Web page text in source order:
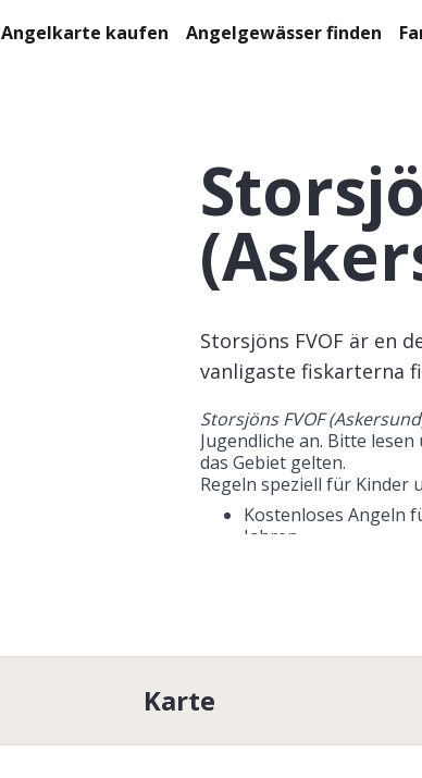
Angelkarte kaufen Angelgewässer finden
Storsjöns FVOF är en
vanligaste fiskarterna
Storsjöns FVOF
Jugendliche an. Bitte
das Gebiet gelten.
Regeln speziell für Kinder
Kostenloses Angeln
Jahren.
Karte